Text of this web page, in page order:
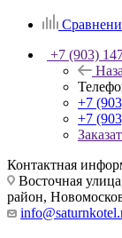
+7 (903)
+7
+7
Контактная
Восточная
район,